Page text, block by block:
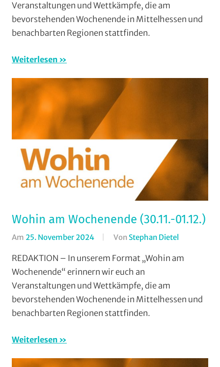
(WaW)
Veranstaltungen und Wettkämpfe, die am
bevorstehenden Wochenende in Mittelhessen und
benachbarten Regionen stattfinden.
Weiterlesen
Wohin am Wochenende (30.11.-01.12.)
Am 25. November 2024 Von Stephan Dietel
Wohin
(WaW)
REDAKTION – In unserem Format „Wohin am
Wochenende“ erinnern wir euch an
Veranstaltungen und Wettkämpfe, die am
bevorstehenden Wochenende in Mittelhessen und
benachbarten Regionen stattfinden.
Weiterlesen